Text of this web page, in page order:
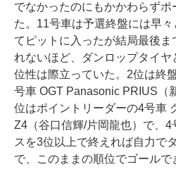
でなかったのにもかかわらず
た。11号車は予選終盤には早
てピットに入ったが結局最後
れないほど、ダンロップタイ
位性は際立っていた。2位は終
号車 OGT Panasonic PRIUS（
位はポイントリーダーの4号車
Z4（谷口信輝/片岡龍也）で、
スを3位以上で終えれば自力で
で、このままの順位でゴール